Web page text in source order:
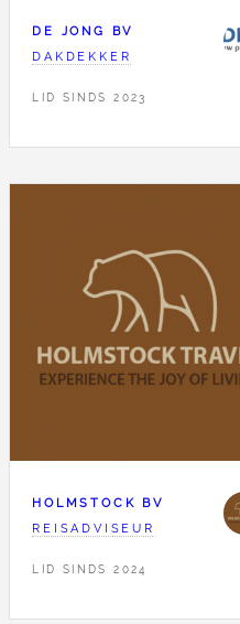
DE JONG BV
DAKDEKKER
LID SINDS 2023
HOLMSTOCK BV
REISADVISEUR
LID SINDS 2024